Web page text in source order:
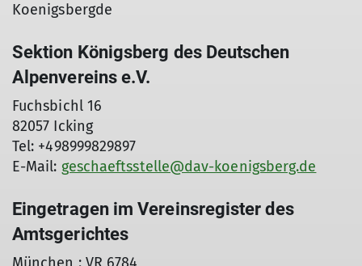
Koenigsbergde
Sektion Königsberg des Deutschen
Alpenvereins e.V.
Fuchsbichl 16
82057 Icking
Tel: +498999829897
E-Mail: geschaeftsstelle@dav-koenigsberg.de
Eingetragen im Vereinsregister des
Amtsgerichtes